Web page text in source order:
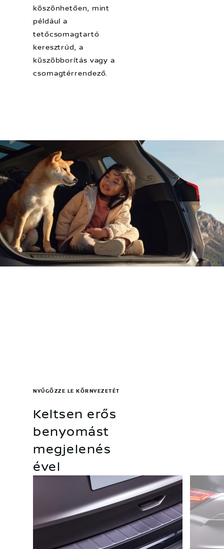
köszönhetően, mint
például a
tetőcsomagtartó
keresztrúd, a
küszöbborítás vagy a
csomagtérrendező.
Keltsen erős
benyomást
megjelenés
ével
NYŰGÖZZE LE KÖRNYEZETÉT